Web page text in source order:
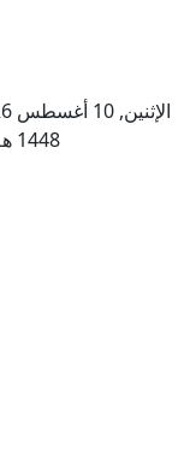
1448 هـ